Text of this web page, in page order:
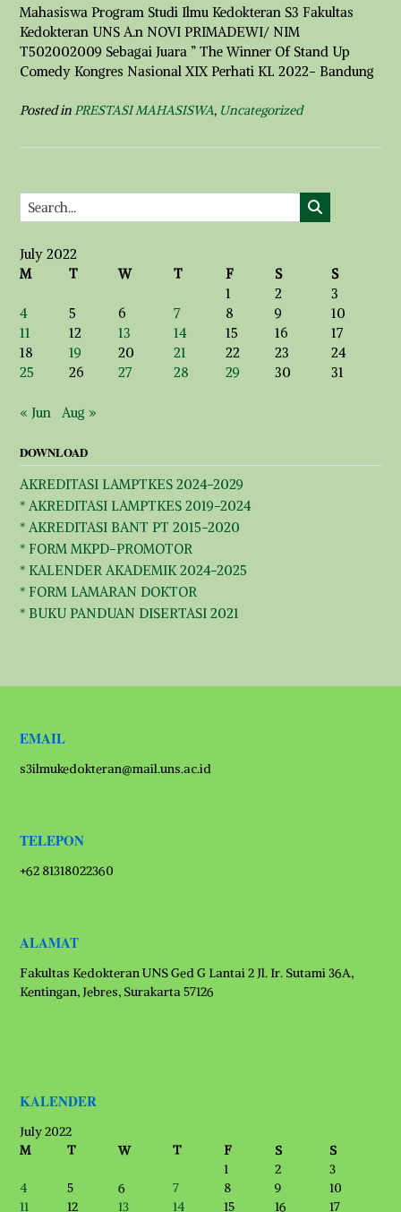
Mahasiswa Program Studi Ilmu Kedokteran S3 Fakultas
Kedokteran UNS A.n NOVI PRIMADEWI/ NIM
T502002009 Sebagai Juara ” The Winner Of Stand Up
Comedy Kongres Nasional XIX Perhati KL 2022- Bandung
Posted inPRESTASI MAHASISWA, Uncategorized
July 2022
M
T W T F S
S
1
2
3
4
5 6 7 8 9
10
11
12 13 14 15 16
17
18
19 20 21 22 23
24
25
26 27 28 29 30 31
« Jun Aug »
DOWNLOAD
AKREDITASI LAMPTKES 2024-2029
* AKREDITASI LAMPTKES 2019-2024
* AKREDITASI BANT PT 2015-2020
* FORM MKPD-PROMOTOR
* KALENDER AKADEMIK 2024-2025
* FORM LAMARAN DOKTOR
* BUKU PANDUAN DISERTASI 2021
EMAIL
s3ilmukedokteran@mail.uns.ac.id
TELEPON
+62 81318022360
ALAMAT
Fakultas Kedokteran UNS Ged G Lantai 2 Jl. Ir. Sutami 36A,
Kentingan, Jebres, Surakarta 57126
KALENDER
July 2022
M
T W T F S
S
1
2
3
4
5 6 7 8 9
10
11
12 13 14 15 16 17